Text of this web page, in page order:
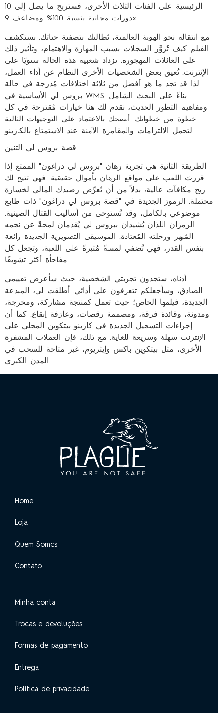
الرئيسية على الفئات الثلاث الأخرى، فستربح ما يصل إلى 10
دورات مجانية بنسبة 100% ومضاعف 9x.
مع انتقاله نحو الهوية العالمية، يُطالبك بتصفية حياتك. يستكشف
الفيلم كيف تُزوَّر السجلات بسبب المهارة والاهتمام، وتأثير ذلك
على العائلات المهجورة. تزداد شعبية هذه الحالة سنويًا على
الإنترنت. تُعيق بعض الشخصيات الأخرى النظام عن أداء العمل،
لذا قد تجد ما هو أفضل من ثلاثة اختلافات مُدرجة في حالة
بروس لي الأساسية في WMS. بناءً على البحث الشامل
ومفاهيم التطور الحديث، نقدم لك هنا خيارات مُقترحة في كل
خطوة من خطواتك. أنصحك بالاعتماد على التوجيهات التالية
لتحمل الالتزامات والمقامرة الآمنة عند الاستمتاع بالكازينو.
قصة بروس لي التنين
الطريقة الثانية هي تجربة رهان "بروس لي دراغون" الممتع إذا
قررتَ اللعب على مواقع الرهان بأموال حقيقية. فهي تتيح لك
ربح مكافآت عالية، بدلاً من أن تُعرِّض رصيدك المالي لخسارة
محتملة. الرموز الجديدة في "قصة بروس لي دراغون" ذات طابع
موضوعي بالكامل، وقد تُستوحى من أساليب القتال الصينية.
الرمزان اللذان يُشيدان ببروس لي يُقدمان لمحةً عن نجمه
المُبهر ورحلته المُعتادة. الموسيقى التصويرية الجديدة رائعة
بنفس القدر، فهي تُضفي لمسةً مُثيرةً على اللعبة، وتجعل كل
مفاجأة أكثر تشويقًا.
أدناه، ستجدون تجربتي الشخصية، حيث سأعرض تقييمي
الصادق، وسأجعلكم تتعرفون على أدائي. أطلقت لي، المبدعة
الجديدة، فيلمها الخاص؛ حيث تعمل كمنتجة مشاركة، ومخرجة،
ومدونة، وقائدة فرقة، ومصممة رقصات، وعازفة إيقاع. كما أن
إجراءات التسجيل الجديدة في كازينو بيتكوين المحلي على
الإنترنت سهلة وسريعة للغاية. مع ذلك، فإن العملات المشفرة
الأخرى، مثل بيتكوين باكس وإيثريوم، غير متاحة للسحب في
المدن الكبرى.
Home
Loja
Quem Somos
Contato
Minha conta
Trocas e devoluções
Formas de pagamento
Entrega
Política de privacidade